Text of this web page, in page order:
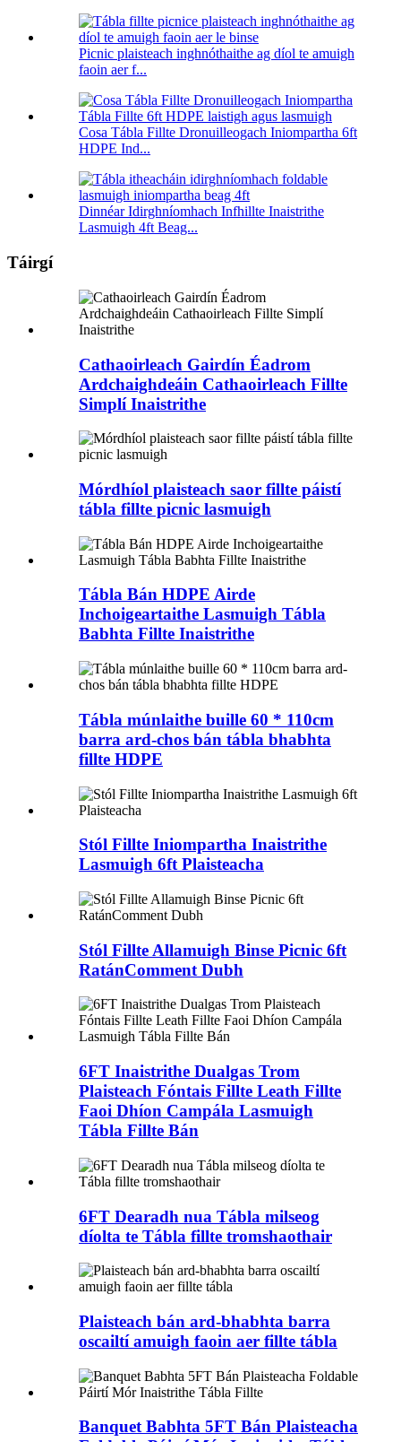
Picnic plaisteach inghnóthaithe ag díol te amuigh
faoin aer f...
Cosa Tábla Fillte Dronuilleogach Iniompartha 6ft
HDPE Ind...
Dinnéar Idirghníomhach Infhillte Inaistrithe
Lasmuigh 4ft Beag...
Táirgí
Cathaoirleach Gairdín Éadrom
Ardchaighdeáin Cathaoirleach Fillte
Simplí Inaistrithe
Mórdhíol plaisteach saor fillte páistí
tábla fillte picnic lasmuigh
Tábla Bán HDPE Airde
Inchoigeartaithe Lasmuigh Tábla
Babhta Fillte Inaistrithe
Tábla múnlaithe buille 60 * 110cm
barra ard-chos bán tábla bhabhta
fillte HDPE
Stól Fillte Iniompartha Inaistrithe
Lasmuigh 6ft Plaisteacha
Stól Fillte Allamuigh Binse Picnic 6ft
RatánComment Dubh
6FT Inaistrithe Dualgas Trom
Plaisteach Fóntais Fillte Leath Fillte
Faoi Dhíon Campála Lasmuigh
Tábla Fillte Bán
6FT Dearadh nua Tábla milseog
díolta te Tábla fillte tromshaothair
Plaisteach bán ard-bhabhta barra
oscailtí amuigh faoin aer fillte tábla
Banquet Babhta 5FT Bán Plaisteacha